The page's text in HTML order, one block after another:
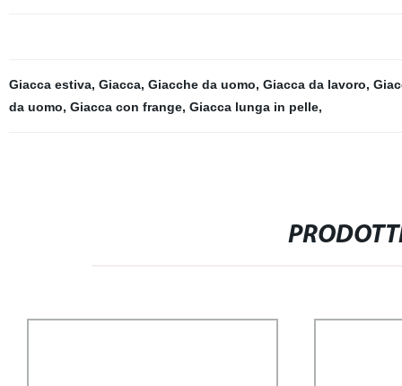
Giacca estiva, Giacca, Giacche da uomo, Giacca da lavoro,
da uomo, Giacca con frange, Giacca lunga in pelle,